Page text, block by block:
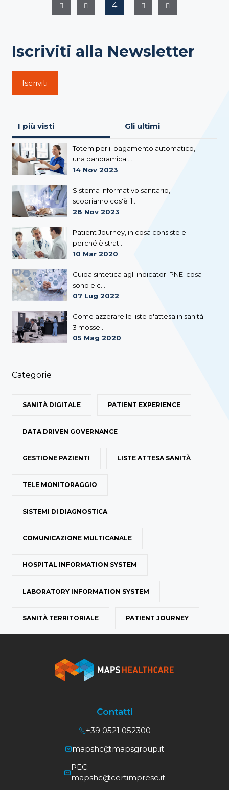
4
Iscriviti alla Newsletter
Iscriviti
I più visti Gli ultimi
Totem per il pagamento automatico,
una panoramica ...
14 Nov 2023
Sistema informativo sanitario,
scopriamo cos'è il ...
28 Nov 2023
Patient Journey, in cosa consiste e
perché è strat...
10 Mar 2020
Guida sintetica agli indicatori PNE: cosa
sono e c...
07 Lug 2022
Come azzerare le liste d'attesa in sanità:
3 mosse...
05 Mag 2020
Categorie
SANITÀ DIGITALE PATIENT EXPERIENCE
DATA DRIVEN GOVERNANCE
GESTIONE PAZIENTI LISTE ATTESA SANITÀ
TELE MONITORAGGIO
SISTEMI DI DIAGNOSTICA
COMUNICAZIONE MULTICANALE
HOSPITAL INFORMATION SYSTEM
LABORATORY INFORMATION SYSTEM
SANITÀ TERRITORIALE PATIENT JOURNEY
Contatti
+39 0521 052300
mapshc@mapsgroup.it
PEC:
mapshc@certimprese.it